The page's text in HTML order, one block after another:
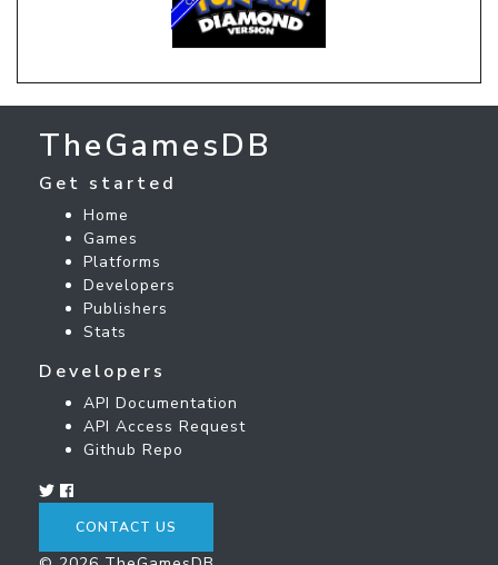
TheGamesDB
Get started
Home
Games
Platforms
Developers
Publishers
Stats
Developers
API Documentation
API Access Request
Github Repo
CONTACT US